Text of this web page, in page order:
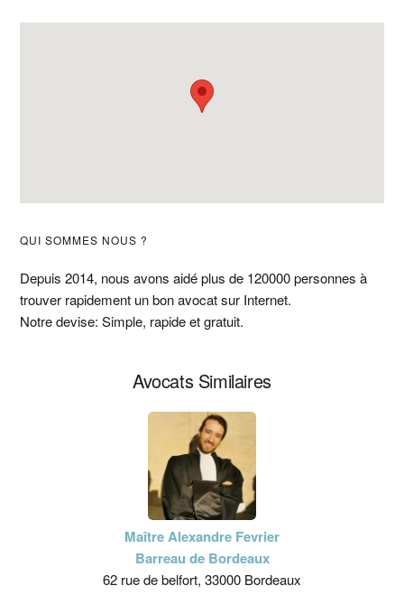
Barre
latérale
principale
QUI SOMMES NOUS ?
Depuis 2014, nous avons aidé plus de 120000 personnes à
trouver rapidement un bon avocat sur Internet.
Notre devise: Simple, rapide et gratuit.
Avocats Similaires
Maître Alexandre Fevrier
Barreau de Bordeaux
62 rue de belfort, 33000 Bordeaux